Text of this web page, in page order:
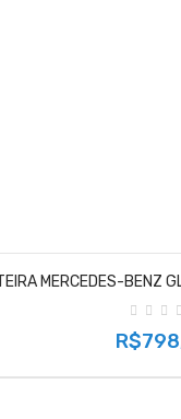
MERCEDES-BENZ